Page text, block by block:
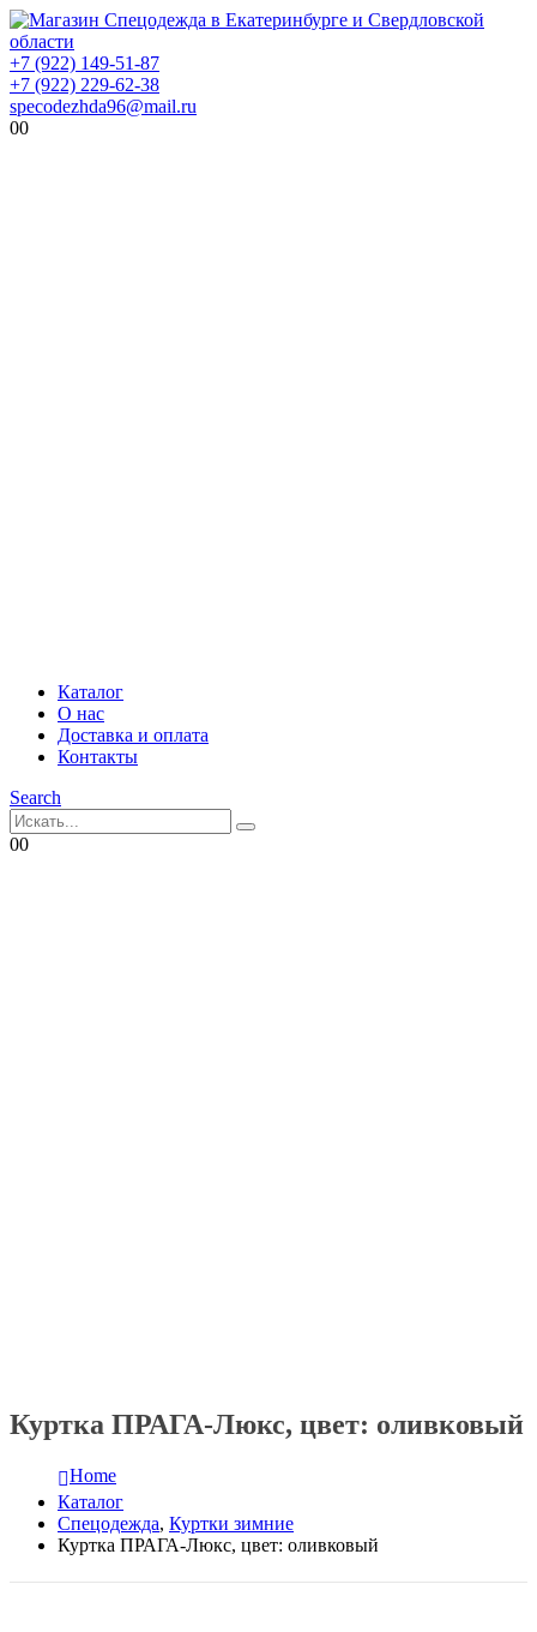
+7 (922) 149-51-87
+7 (922) 229-62-38
specodezhda96@mail.ru
00
Каталог
О нас
Доставка и оплата
Контакты
Search
00
Куртка ПРАГА-Люкс, цвет: оливковый
Home
Каталог
Спецодежда, Куртки зимние
Куртка ПРАГА-Люкс, цвет: оливковый